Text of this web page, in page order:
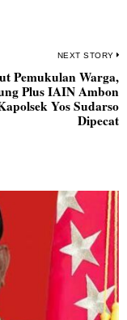
NEXT STORY
Pemukulan Warga,
Plus IAIN Ambon
Yos Sudarso
Dipecat